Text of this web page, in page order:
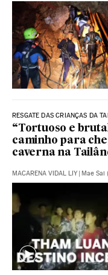
RESGATE DAS CRIANÇAS DA
“Tortuoso e
caminho para
caverna na
MACARENA VIDAL LIY | Mae Sai